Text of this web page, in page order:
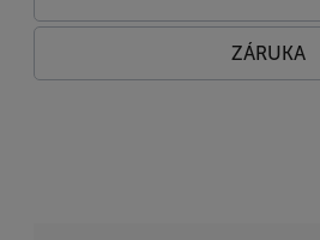
ZÁRUKA